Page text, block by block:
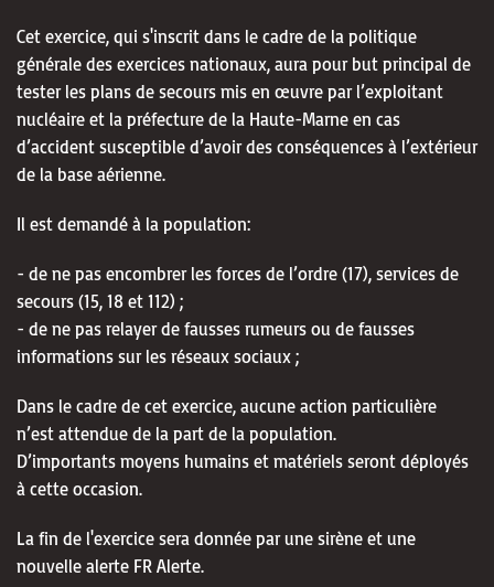
Cet exercice, qui s'inscrit dans le cadre de la politique
générale des exercices nationaux, aura pour but principal de
tester les plans de secours mis en œuvre par l’exploitant
nucléaire et la préfecture de la Haute-Marne en cas
d’accident susceptible d’avoir des conséquences à l’extérieur
de la base aérienne.
Il est demandé à la population:
- de ne pas encombrer les forces de l’ordre (17), services de
secours (15, 18 et 112) ;
- de ne pas relayer de fausses rumeurs ou de fausses
informations sur les réseaux sociaux ;
Dans le cadre de cet exercice, aucune action particulière
n’est attendue de la part de la population.
D’importants moyens humains et matériels seront déployés
à cette occasion.
La fin de l'exercice sera donnée par une sirène et une
nouvelle alerte FR Alerte.